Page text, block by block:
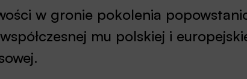
w gronie pokolenia
mu polskiej i